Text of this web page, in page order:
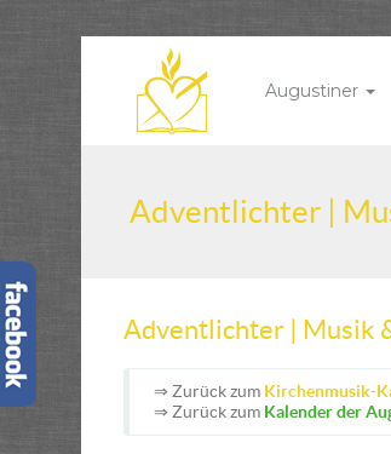
Augustiner
Adventlichter |
Adventlichter | Musik
⇒ Zurück zum Kirchenmusik-
⇒ Zurück zum Kalender der